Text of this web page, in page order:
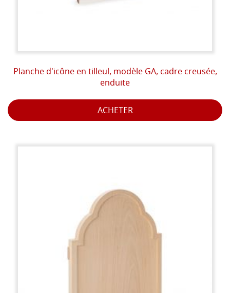
Planche d'icône en tilleul, modèle GA, cadre creusée,
enduite
ACHETER